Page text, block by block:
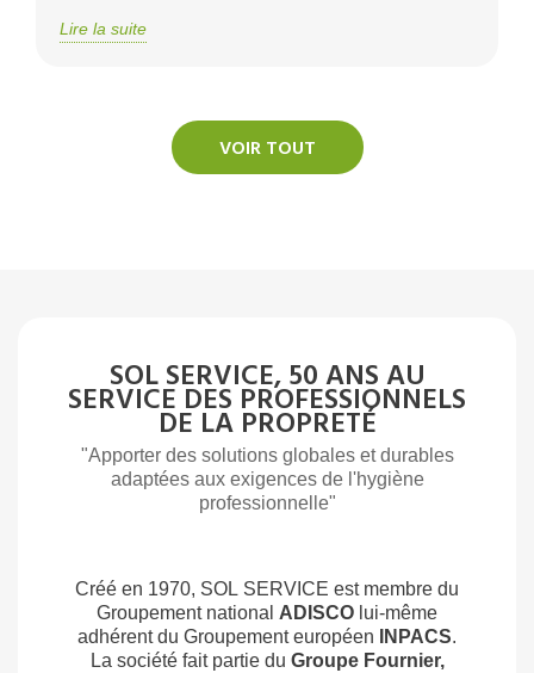
Lire la suite
VOIR TOUT
SOL SERVICE, 50 ANS AU
SERVICE DES PROFESSIONNELS
DE LA PROPRETÉ
"Apporter des solutions globales et durables
adaptées aux exigences de l'hygiène
professionnelle"
Créé en 1970, SOL SERVICE est membre du
Groupement national ADISCO lui-même
adhérent du Groupement européen
INPACS.
La société fait partie du Groupe Fournier,